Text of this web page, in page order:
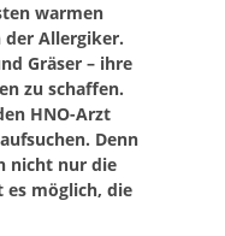
warmen
der Allergiker.
Gräser – ihre
zu schaffen.
HNO-Arzt
Denn
nicht nur die
möglich, die